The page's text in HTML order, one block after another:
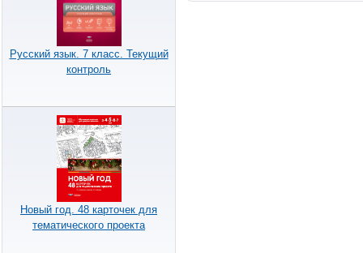
Русский язык. 7 класс. Текущий
контроль
Новый год. 48 карточек для
тематического проекта